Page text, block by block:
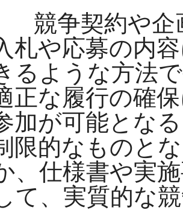
競争契約や
札や応募の内
るような方法
正な履行の確
加が可能とな
限的なものと
、仕様書や実
て、実質的な